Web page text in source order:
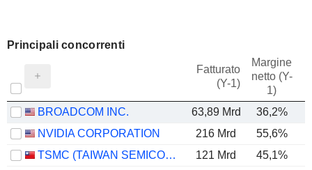
Principali concorrenti
Fatturato
(Y-1)
Margine
netto (Y-
1)
BROADCOM INC. 63,89 Mrd 36,2%
NVIDIA CORPORATION
216 Mrd 55,6%
TSMC (TAIWAN SEMICONDUCTOR MANUFACTURING COMPANY)
121 Mrd 45,1%